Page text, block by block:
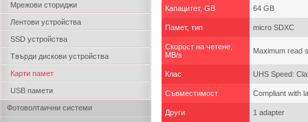
Мрежови сториджи
Лентови устройства
SSD устройства
Твърди дискови устройства
Карти памет
USB памети
Фотоволтаични системи
Капацитет, GB 64 GB
Памет, тип micro SDXC
Скорост на четене,
MB/s
Maximum read
Клас UHS Speed:
Съвместимост Compliant with
Други 1 adapter